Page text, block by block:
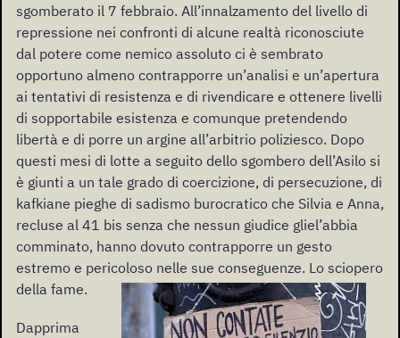
sgomberato il 7 febbraio. All’innalzamento del livello di
repressione nei confronti di alcune realtà riconosciute
dal potere come nemico assoluto ci è sembrato
opportuno almeno contrapporre un’analisi e un’apertura
ai tentativi di resistenza e di rivendicare e ottenere livelli
di sopportabile esistenza e comunque pretendendo
libertà e di porre un argine all’arbitrio poliziesco. Dopo
questi mesi di lotte a seguito dello sgombero dell’Asilo si
è giunti a un tale grado di coercizione, di persecuzione, di
kafkiane pieghe di sadismo burocratico che Silvia e Anna,
recluse al 41 bis senza che nessun giudice gliel’abbia
comminato, hanno dovuto contrapporre un gesto
estremo e pericoloso nelle sue conseguenze. Lo sciopero
della fame.
Dapprima